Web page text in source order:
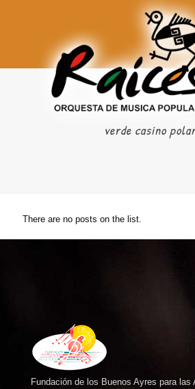
verde casino
There are no posts on the list.
Fundación de los Buenos Ayres para las